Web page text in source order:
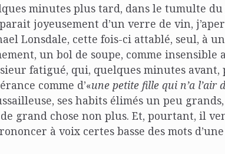
minutes plus tard, dans le tumulte
joyeusement d’un verre de vin,
Lonsdale, cette fois-ci attablé, seul, à
un bol de soupe, comme
fatigué, qui, quelques minutes avant,
comme d’«une petite fille qui n’a l’air
ses habits élimés un peu
grand chose non plus. Et, pourtant, il
à voix certes basse des mots